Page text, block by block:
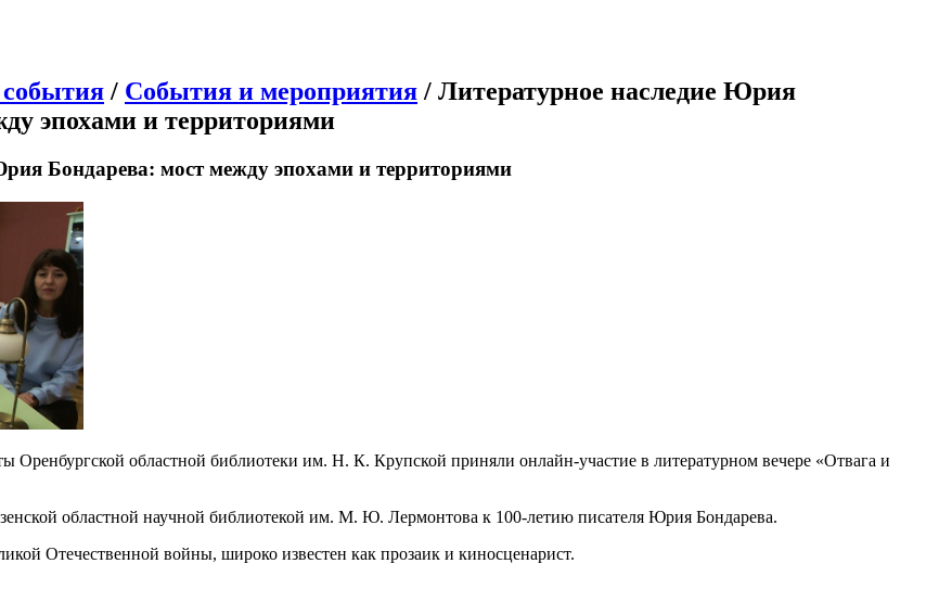
/ События и мероприятия / Литературное наследие Юрия
эпохами и территориями
Бондарева: мост между эпохами и территориями
Оренбургской областной библиотеки им. Н. К. Крупской приняли онлайн-участие в литературном вечере «Отвага и
областной научной библиотекой им. М. Ю. Лермонтова к 100-летию писателя Юрия Бондарева.
Отечественной войны, широко известен как прозаик и киносценарист.